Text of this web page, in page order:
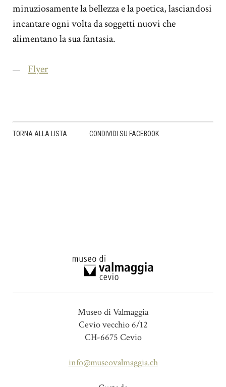
minuziosamente la bellezza e la poetica, lasciandosi
incantare ogni volta da soggetti nuovi che
alimentano la sua fantasia.
Flyer
TORNA ALLA LISTA CONDIVIDI SU FACEBOOK
Museo di Valmaggia
Cevio vecchio 6/12
CH-6675 Cevio
info@museovalmaggia.ch